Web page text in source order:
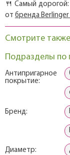
🍴 Самый дорогой:
от бренда Berlinger
Смотрите
Подразделы по
Антипригарное
покрытие:
Бренд:
Диаметр: